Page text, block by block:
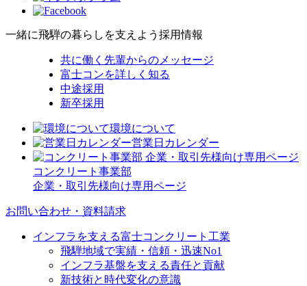
一緒に飛騨の暮らしを支えよう 採用情報
共に働く先輩からのメッセージ
富士コンを詳しく知る
中途採用
新卒採用
環境について
営業日カレンダー
コンクリート事業部
企業・取引先様向け専用ページ
お問い合わせ・資料請求
インフラを支える富士コンクリート工業
飛騨地域で実績・信頼・迅速No1
インフラ基盤を支える責任と貢献
新技術と時代変化の意識